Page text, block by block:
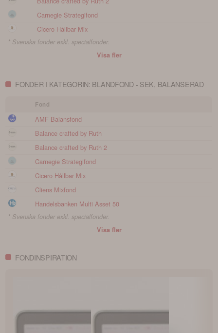
Carnegie Strategifond
Cicero Hållbar Mix
* Svenska fonder exkl. specialfonder.
Visa fler
FONDER I KATEGORIN: BLANDFOND - SEK, BALANSERAD
Fond
AMF Balansfond
Balance crafted by Ruth
Balance crafted by Ruth 2
Carnegie Strategifond
Cicero Hållbar Mix
Cliens Mixfond
Handelsbanken Multi Asset 50
* Svenska fonder exkl. specialfonder.
Visa fler
FONDINSPIRATION